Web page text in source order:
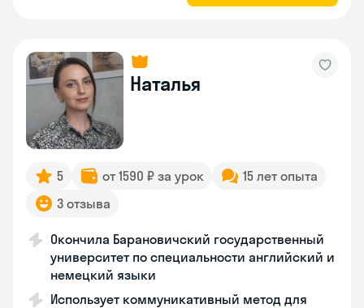
Наталья
5 от 1590 ₽ за урок
15 лет опыта
3 отзыва
Окончила Барановичский государственный
университет по специальности английский и
немецкий языки
Использует коммуникативный метод для